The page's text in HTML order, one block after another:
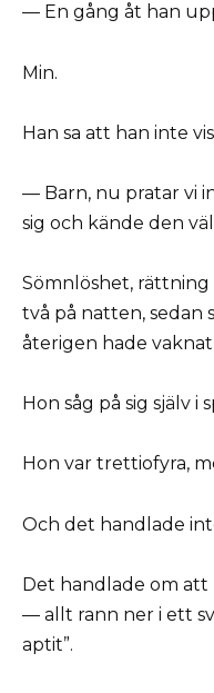
— En gång åt han
Min.
Han sa att han inte
— Barn, nu pratar vi
sig och kände den
Sömnlöshet,
två på natten, sedan
återigen hade
Hon såg på sig själv
Hon var trettiofyra,
Och det handlade
Det handlade om att
— allt rann ner i ett
aptit”.